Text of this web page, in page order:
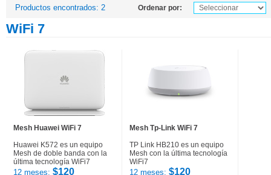
Productos encontrados: 2 Ordenar por:
WiFi 7
Mesh Huawei WiFi 7
Huawei K572 es un equipo
Mesh de doble banda con la
última tecnología WiFi7
12 meses: $120
Mesh Tp-Link WiFi 7
TP Link HB210 es un equipo
Mesh con la última tecnología
WiFi7
12 meses: $120